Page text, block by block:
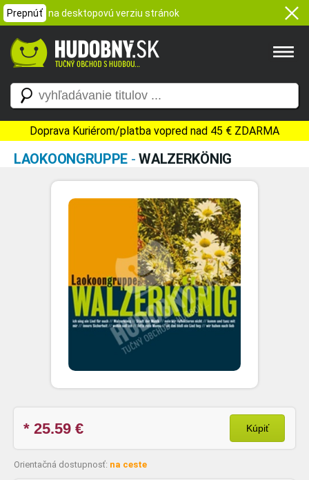
Prepnúť na desktopovú verziu stránok
Doprava Kuriérom/platba vopred nad 45 € ZDARMA
LAOKOONGRUPPE -WALZERKÖNIG
* 25.59 € Kúpiť
Orientačná dostupnosť: na ceste